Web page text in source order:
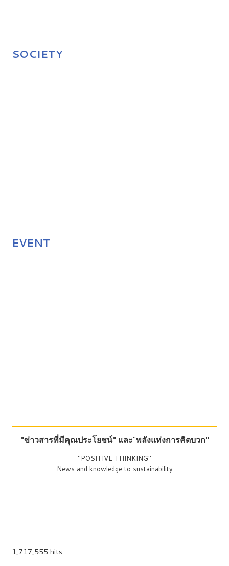
SOCIETY
EVENT
"ข่าวสารที่มีคุณประโยชน์" และ"พลังแห่งการคิดบวก"
"POSITIVE THINKING"
News and knowledge to sustainability
1,717,555 hits